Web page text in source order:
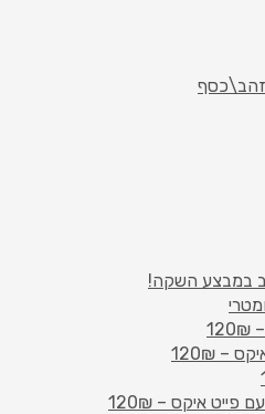
זהב\כסף
במבצע השקה!
– 120₪
איקס – 120₪